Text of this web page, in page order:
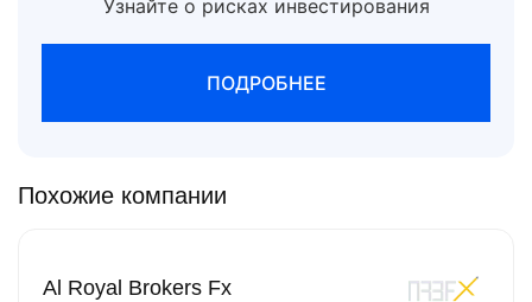
Узнайте о рисках инвестирования
ПОДРОБНЕЕ
Похожие компании
Al Royal Brokers Fx